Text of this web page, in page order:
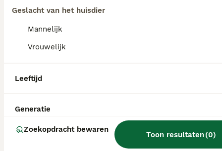
Geslacht van het huisdier
Mannelijk
Vrouwelijk
Leeftijd
Generatie
Zoekopdracht bewaren
Toon resultaten(0)
Nederlandse Schapendoes
pup?
De Nederlandse Schapendoes heeft een
verantwoord gefokte pup vraagt een
aanzienlijke investering.
Hoe oud wordt een
Nederlandse Schapendoes